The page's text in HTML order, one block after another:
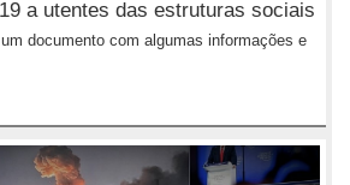
a utentes das estruturas sociais
documento com algumas informações e